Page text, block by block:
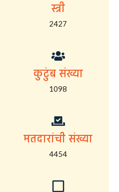
स्त्री
2427
कुटुंब संख्या
1098
मतदारांची संख्या
4454